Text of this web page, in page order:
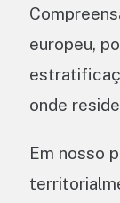
europeu,
onde
Em nosso